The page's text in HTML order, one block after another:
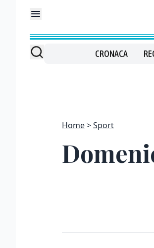
CRONACA
Home Sport